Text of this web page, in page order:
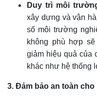
Duy trì môi
xây dựng và vận
số môi trường
không phù hợp
giảm hiệu quả của
khác như hệ thống
3. Đảm bảo an toàn